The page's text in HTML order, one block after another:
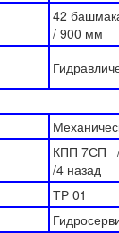
42
/ 900 мм
КПП 7СП /
/4 назад
ТР 01